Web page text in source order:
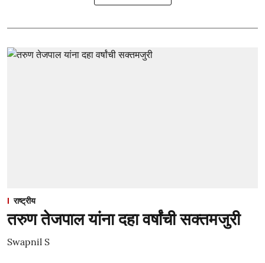
राष्ट्रीय
तरुण तेजपाल यांना दहा वर्षांची सक्तमजुरी
Swapnil S